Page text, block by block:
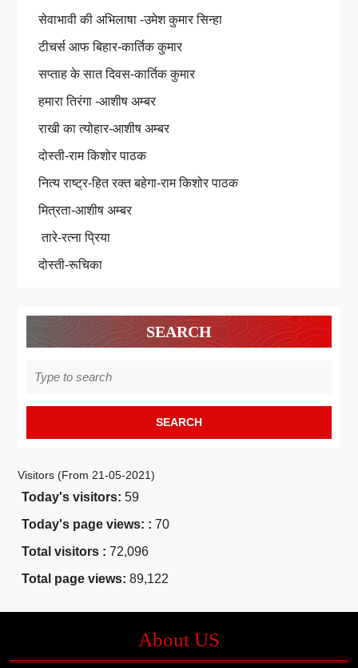
सेवाभावी की अभिलाषा -उमेश कुमार सिन्हा
टीचर्स आफ बिहार-कार्तिक कुमार
सप्ताह के सात दिवस-कार्तिक कुमार
हमारा तिरंगा -आशीष अम्बर
राखी का त्योहार-आशीष अम्बर
दोस्ती-राम किशोर पाठक
नित्य राष्ट्र-हित रक्त बहेगा-राम किशोर पाठक
मित्रता-आशीष अम्बर
तारे-रत्ना प्रिया
दोस्ती-रूचिका
SEARCH
for:
Visitors (From 21-05-2021)
Today's visitors: 59
Today's page views: : 70
Total visitors : 72,096
Total page views: 89,122
About US